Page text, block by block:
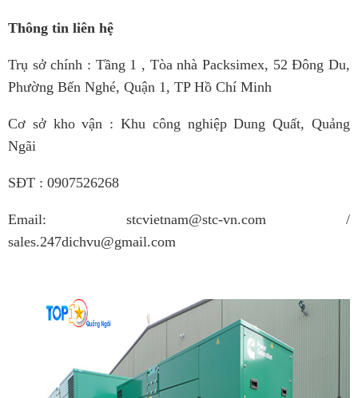
Thông tin liên hệ
Trụ sở chính : Tầng 1 , Tòa nhà Packsimex, 52 Đông Du,
Phường Bến Nghé, Quận 1, TP Hồ Chí Minh
Cơ sở kho vận : Khu công nghiệp Dung Quất, Quảng
Ngãi
SĐT : 0907526268
Email: stcvietnam@stc-vn.com /
sales.247dichvu@gmail.com